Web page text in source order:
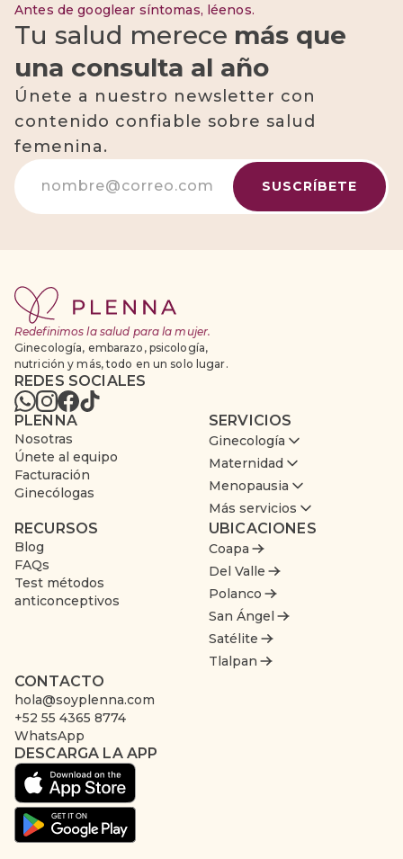
Antes de googlear síntomas, léenos.
Tu salud merece más que
una consulta al año
Únete a nuestro newsletter con
contenido confiable sobre salud
femenina.
Redefinimos la salud para la mujer.
Ginecología, embarazo, psicología,
nutrición y más, todo en un solo lugar.
REDES SOCIALES
PLENNA
Nosotras
Únete al equipo
Facturación
Ginecólogas
SERVICIOS
Ginecología
Maternidad
Menopausia
Más servicios
RECURSOS
Blog
FAQs
Test métodos
anticonceptivos
UBICACIONES
Coapa
Del Valle
Polanco
San Ángel
Satélite
Tlalpan
CONTACTO
hola@soyplenna.com
+52 55 4365 8774
WhatsApp
DESCARGA LA APP